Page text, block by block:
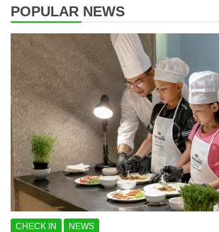
POPULAR NEWS
CHECK IN NEWS